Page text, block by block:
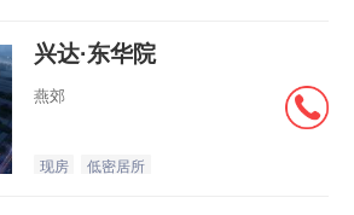
兴达·东华院
燕郊
现房 低密居所